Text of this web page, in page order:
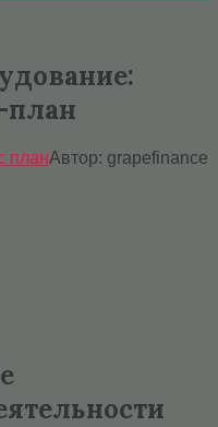
план
планАвтор: grapefinance